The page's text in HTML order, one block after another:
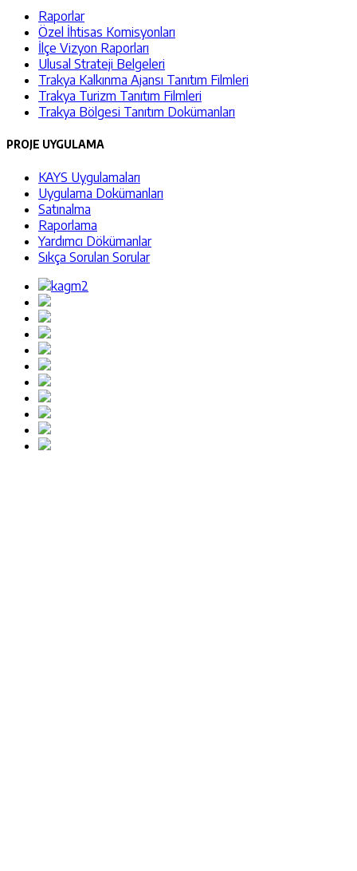
Raporlar
Özel İhtisas Komisyonları
İlçe Vizyon Raporları
Ulusal Strateji Belgeleri
Trakya Kalkınma Ajansı Tanıtım Filmleri
Trakya Turizm Tanıtım Filmleri
Trakya Bölgesi Tanıtım Dokümanları
PROJE UYGULAMA
KAYS Uygulamaları
Uygulama Dokümanları
Satınalma
Raporlama
Yardımcı Dökümanlar
Sıkça Sorulan Sorular